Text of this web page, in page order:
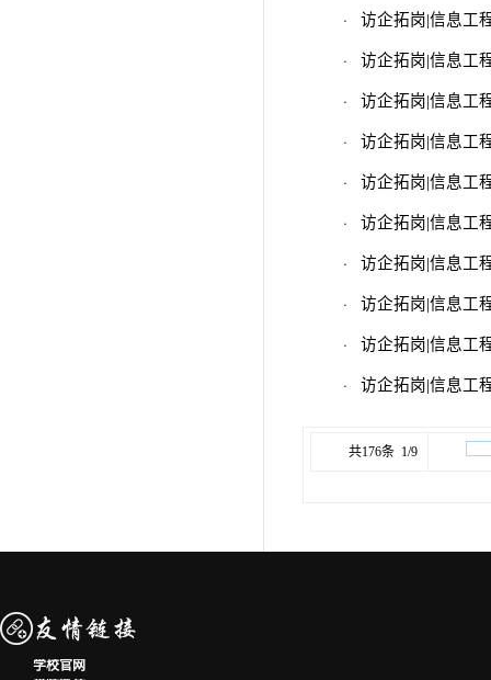
· 访企拓岗|信息工
· 访企拓岗|信息工
· 访企拓岗|信息工
· 访企拓岗|信息工
· 访企拓岗|信息工
· 访企拓岗|信息工
· 访企拓岗|信息工
· 访企拓岗|信息工
· 访企拓岗|信息工
· 访企拓岗|信息工
共176条 1/9
学校官网